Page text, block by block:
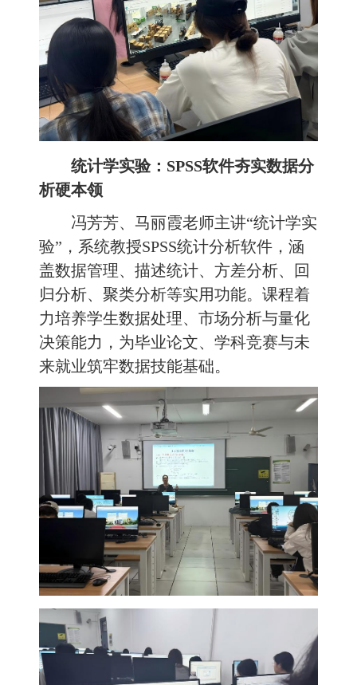
统计学实验： SPSS软件夯实数据分
析硬本领
冯芳芳、马丽霞老师主讲“统计学实
验”，系统教授SPSS统计分析软件，涵
盖数据管理、描述统计、方差分析、回
归分析、聚类分析等实用功能。课程着
力培养学生数据处理、市场分析与量化
决策能力，为毕业论文、学科竞赛与未
来就业筑牢数据技能基础。